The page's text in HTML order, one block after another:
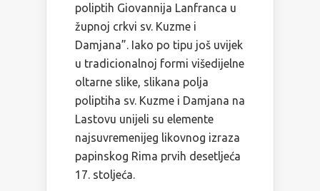
poliptih Giovannija Lanfranca u
župnoj crkvi sv. Kuzme i
Damjana”. Iako po tipu još uvijek
u tradicionalnoj formi višedijelne
oltarne slike, slikana polja
poliptiha sv. Kuzme i Damjana na
Lastovu unijeli su elemente
najsuvremenijeg likovnog izraza
papinskog Rima prvih desetljeća
17. stoljeća.